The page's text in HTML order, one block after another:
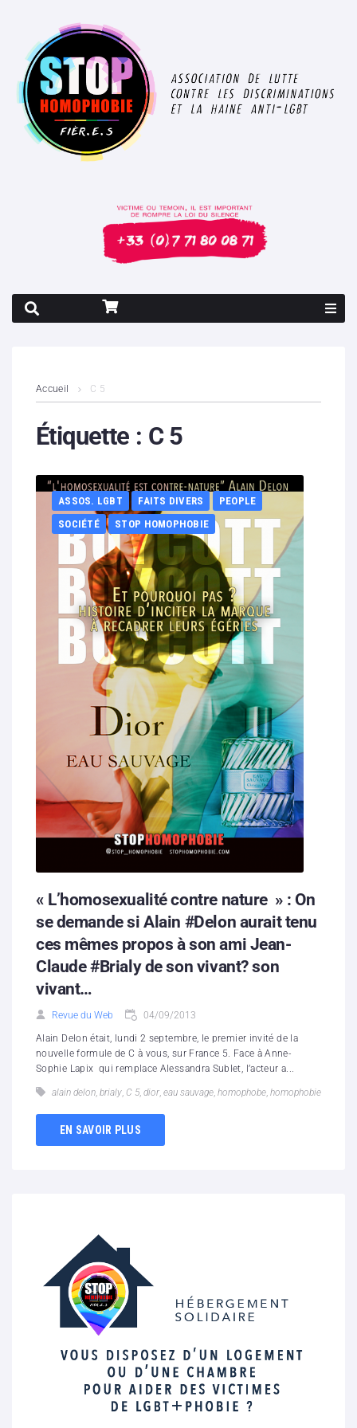
Contenus litigieux
Boutique
Partenaires
Hébergement solidaire
Accueil C 5
Étiquette : C 5
ASSOS. LGBT FAITS DIVERS
PEOPLE
SOCIÉTÉ
STOP HOMOPHOBIE
« L’homosexualité contre nature » : On
se demande si Alain #Delon aurait tenu
ces mêmes propos à son ami Jean-
Claude #Brialy de son vivant? son
vivant…
Revue du Web 04/09/2013
Alain Delon était, lundi 2 septembre, le premier invité de la
nouvelle formule de C à vous, sur France 5. Face à Anne-
Sophie Lapix qui remplace Alessandra Sublet, l’acteur a...
alain delon, brialy, C 5, dior, eau sauvage, homophobe, homophobie
EN SAVOIR PLUS